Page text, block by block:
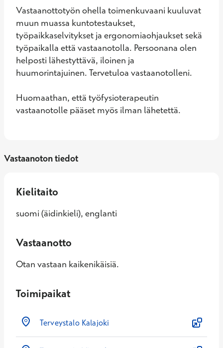
Vastaanottotyön ohella toimenkuvaani kuuluvat
muun muassa kuntotestaukset,
työpaikkaselvitykset ja ergonomiaohjaukset sekä
työpaikalla että vastaanotolla. Persoonana olen
helposti lähestyttävä, iloinen ja
huumorintajuinen. Tervetuloa vastaanotolleni.
Huomaathan, että työfysioterapeutin
vastaanotolle pääset myös ilman lähetettä.
Vastaanoton tiedot
Kielitaito
suomi (äidinkieli), englanti
Vastaanotto
Otan vastaan kaikenikäisiä.
Toimipaikat
Terveystalo Kalajoki